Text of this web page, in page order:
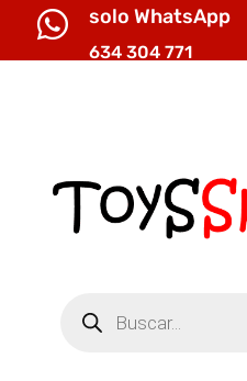
 solo WhatsApp
634 304 771
productos